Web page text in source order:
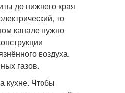
до нижнего края
то
канале нужно
воздуха.
газов.
кухне. Чтобы